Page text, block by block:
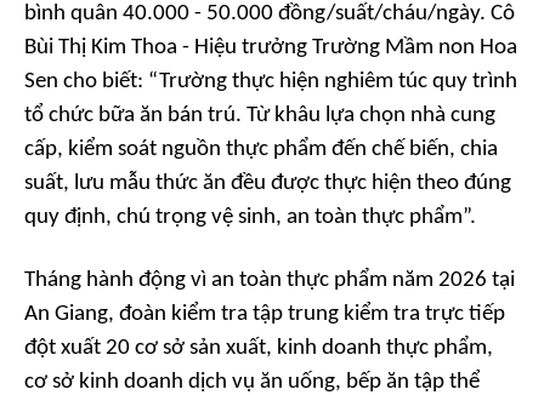
bình quân 40.000 - 50.000 đồng/suất/cháu/ngày. Cô
Bùi Thị Kim Thoa - Hiệu trưởng Trường Mầm non Hoa
Sen cho biết: “Trường thực hiện nghiêm túc quy trình
tổ chức bữa ăn bán trú. Từ khâu lựa chọn nhà cung
cấp, kiểm soát nguồn thực phẩm đến chế biến, chia
suất, lưu mẫu thức ăn đều được thực hiện theo đúng
quy định, chú trọng vệ sinh, an toàn thực phẩm”.
Tháng hành động vì an toàn thực phẩm năm 2026 tại
An Giang, đoàn kiểm tra tập trung kiểm tra trực tiếp
đột xuất 20 cơ sở sản xuất, kinh doanh thực phẩm,
cơ sở kinh doanh dịch vụ ăn uống, bếp ăn tập thể